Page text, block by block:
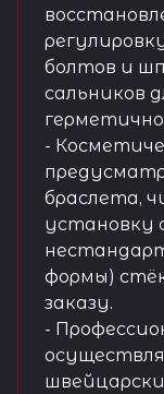
болтов и
сальников
-
браслета,
установку
формы)
заказу.
-